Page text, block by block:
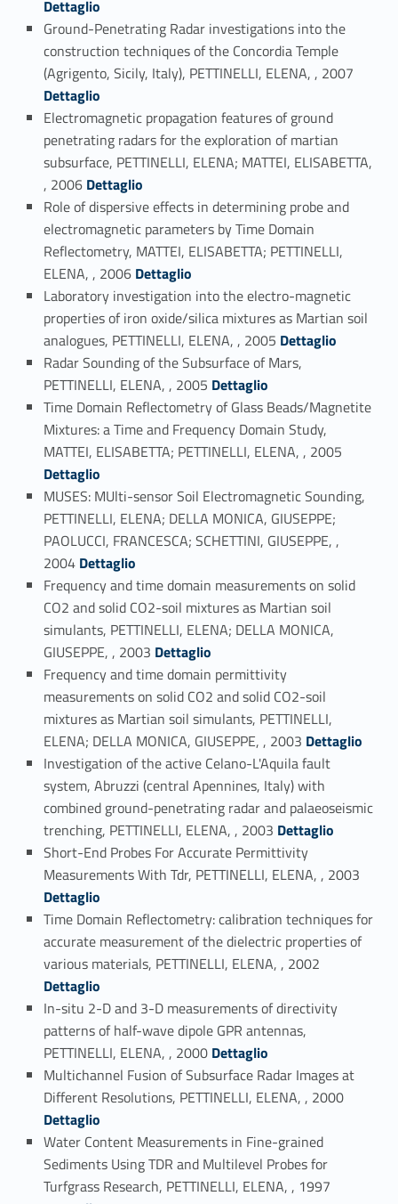
Dettaglio
Ground-Penetrating Radar investigations into the
construction techniques of the Concordia Temple
(Agrigento, Sicily, Italy), PETTINELLI, ELENA, , 2007
Dettaglio
Electromagnetic propagation features of ground
penetrating radars for the exploration of martian
subsurface, PETTINELLI, ELENA; MATTEI, ELISABETTA,
, 2006 Link identifier #identifier_person_51012-72
Dettaglio
Role of dispersive effects in determining probe and
electromagnetic parameters by Time Domain
Reflectometry, MATTEI, ELISABETTA; PETTINELLI,
ELENA, , 2006 Link identifier #identifier_person_161481-73
Dettaglio
Laboratory investigation into the electro-magnetic
properties of iron oxide/silica mixtures as Martian soil
analogues, PETTINELLI, ELENA, , 2005 Link identifier #identifier_person_56663-74
Dettaglio
Radar Sounding of the Subsurface of Mars,
PETTINELLI, ELENA, , 2005 Link identifier #identifier_person_130251-75
Dettaglio
Time Domain Reflectometry of Glass Beads/Magnetite
Mixtures: a Time and Frequency Domain Study,
MATTEI, ELISABETTA; PETTINELLI, ELENA, , 2005
Dettaglio
MUSES: MUlti-sensor Soil Electromagnetic Sounding,
PETTINELLI, ELENA; DELLA MONICA, GIUSEPPE;
PAOLUCCI, FRANCESCA; SCHETTINI, GIUSEPPE, ,
2004 Link identifier #identifier_person_107664-77
Dettaglio
Frequency and time domain measurements on solid
CO2 and solid CO2-soil mixtures as Martian soil
simulants, PETTINELLI, ELENA; DELLA MONICA,
GIUSEPPE, , 2003 Link identifier #identifier_person_94428-78
Dettaglio
Frequency and time domain permittivity
measurements on solid CO2 and solid CO2-soil
mixtures as Martian soil simulants, PETTINELLI,
ELENA; DELLA MONICA, GIUSEPPE, , 2003 Link identifier #identifier_person_95102-79
Dettaglio
Investigation of the active Celano-L'Aquila fault
system, Abruzzi (central Apennines, Italy) with
combined ground-penetrating radar and palaeoseismic
trenching, PETTINELLI, ELENA, , 2003 Link identifier #identifier_person_169125-80
Dettaglio
Short-End Probes For Accurate Permittivity
Measurements With Tdr, PETTINELLI, ELENA, , 2003
Dettaglio
Time Domain Reflectometry: calibration techniques for
accurate measurement of the dielectric properties of
various materials, PETTINELLI, ELENA, , 2002
Dettaglio
In-situ 2-D and 3-D measurements of directivity
patterns of half-wave dipole GPR antennas,
PETTINELLI, ELENA, , 2000 Link identifier #identifier_person_63532-83
Dettaglio
Multichannel Fusion of Subsurface Radar Images at
Different Resolutions, PETTINELLI, ELENA, , 2000
Dettaglio
Water Content Measurements in Fine-grained
Sediments Using TDR and Multilevel Probes for
Turfgrass Research, PETTINELLI, ELENA, , 1997